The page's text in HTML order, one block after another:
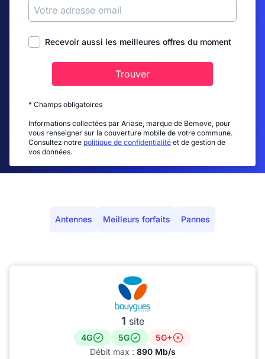
Recevoir aussi les meilleures offres du moment
Trouver
* Champs obligatoires
Informations collectées par Ariase, marque de Bemove, pour
vous renseigner sur la couverture mobile de votre commune.
Consultez notre politique de confidentialité et de gestion de
vos données.
Antennes Meilleurs forfaits Pannes
1 site
4G 5G
5G+
Débit max : 890 Mb/s